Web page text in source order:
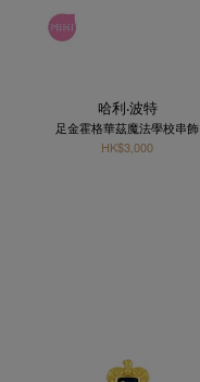
哈利‧波特
足金霍格華茲魔法學校串飾
HK$3,000